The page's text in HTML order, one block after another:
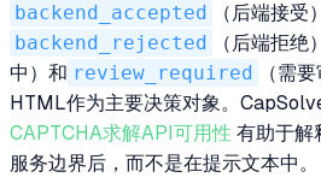
backend_accepted
（后端接受
backend_rejected
（后端拒绝
中）和 review_required
（需
HTML作为主要决策对象。
CAPTCHA求解API可用性 有助于解
服务边界后，而不是在提示文本中。